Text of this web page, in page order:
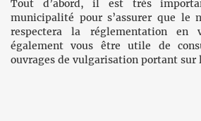
Tout d’abord, il est très
municipalité pour s’assurer que le
respectera la réglementation en
également vous être utile de
ouvrages de vulgarisation portant